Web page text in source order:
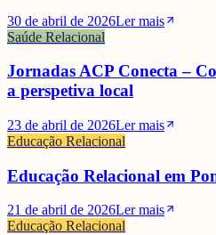
30 de abril de 2026Ler mais
Saúde Relacional
Jornadas ACP Conecta –
a perspetiva local
23 de abril de 2026Ler mais
Educação Relacional
Educação Relacional em
21 de abril de 2026Ler mais
Educação Relacional